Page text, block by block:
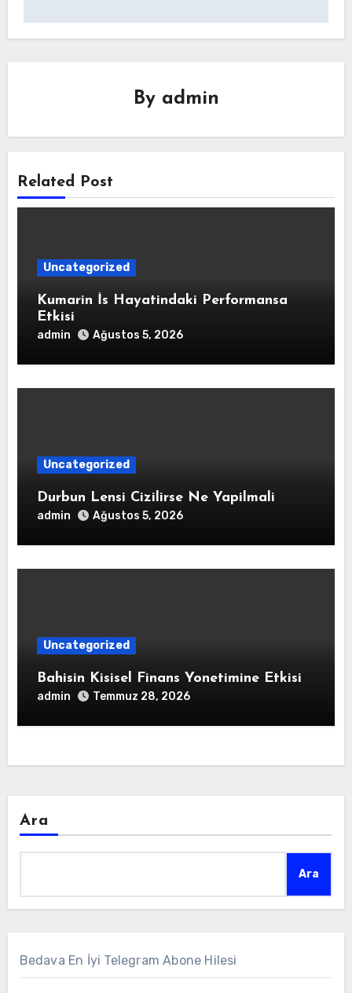
By admin
Related Post
Uncategorized
Kumarin İs Hayatindaki Performansa
Etkisi
admin Ağustos 5, 2026
Uncategorized
Durbun Lensi Cizilirse Ne Yapilmali
admin Ağustos 5, 2026
Uncategorized
Bahisin Kisisel Finans Yonetimine Etkisi
admin Temmuz 28, 2026
Ara
Ara
Bedava En İyi Telegram Abone Hilesi